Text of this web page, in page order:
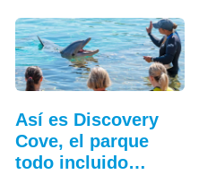
Así es Discovery
Cove, el parque
todo incluido